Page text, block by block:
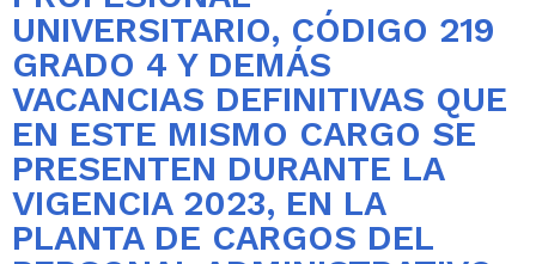
UNIVERSITARIO, CÓDIGO 219
GRADO 4 Y DEMÁS
VACANCIAS DEFINITIVAS QUE
EN ESTE MISMO CARGO SE
PRESENTEN DURANTE LA
VIGENCIA 2023, EN LA
PLANTA DE CARGOS DEL